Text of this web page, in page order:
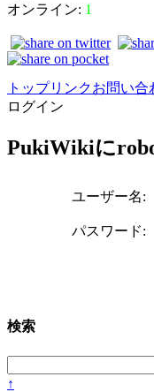
オンライン: 1
トップリンクお問い合
ログイン
PukiWikiに
ユーザー名:
パスワード:
検索
↑